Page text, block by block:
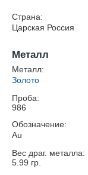
Страна:
Царская Россия
Металл
Металл:
Золото
Проба:
986
Обозначение:
Au
Вес драг. металла:
5.99 гр.